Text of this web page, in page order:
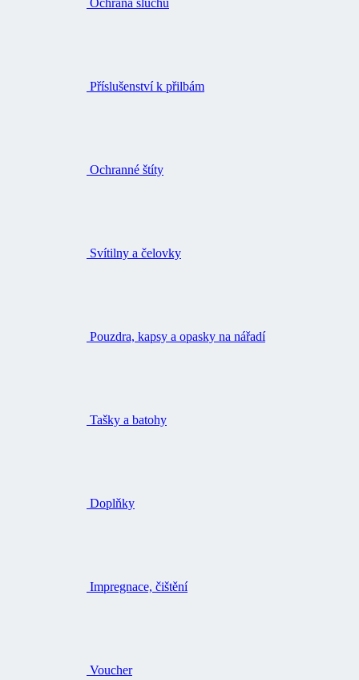
Ochrana sluchu
Příslušenství k přilbám
Ochranné štíty
Svítilny a čelovky
Pouzdra, kapsy a opasky na nářadí
Tašky a batohy
Doplňky
Impregnace, čištění
Voucher